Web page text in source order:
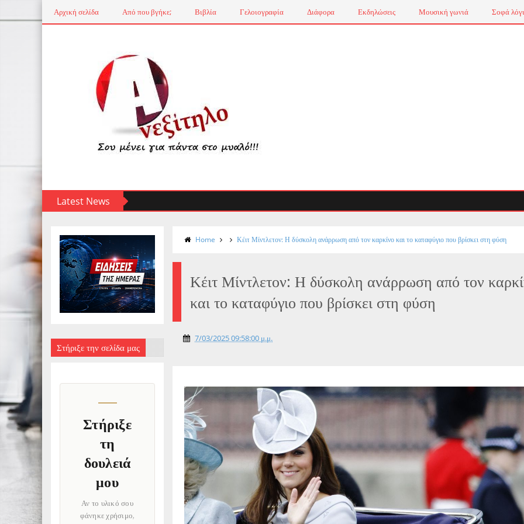
Αρχική σελίδα Από που βγήκε; Βιβλία Γελοιογραφία Διάφορα Εκδηλώσεις Μουσική γωνιά Σοφά
Latest News
Στήριξε την σελίδα μας
Στήριξε
τη
δουλειά
μου
Αν το υλικό σου
φάνηκε χρήσιμο,
Home Κέιτ Μίντλετον: Η δύσκολη ανάρρωση από τον καρκίνο και το καταφύγιο που βρίσκει στη φύση
Κέιτ Μίντλετον: Η δύσκολη ανάρρωση από τον
και το καταφύγιο που βρίσκει στη φύση
7/03/2025 09:58:00 μ.μ.